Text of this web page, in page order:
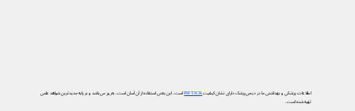
اطلاعات پزشکی و بهداشتی ما در دیجی‌پزشک دارای نشان کیفیتPIF TICKاست. این یعنی استفاده از آن آسان است، به‌روز می‌باشد و بر پایه جدیدترین شواهد علمی
تهیه شده است.